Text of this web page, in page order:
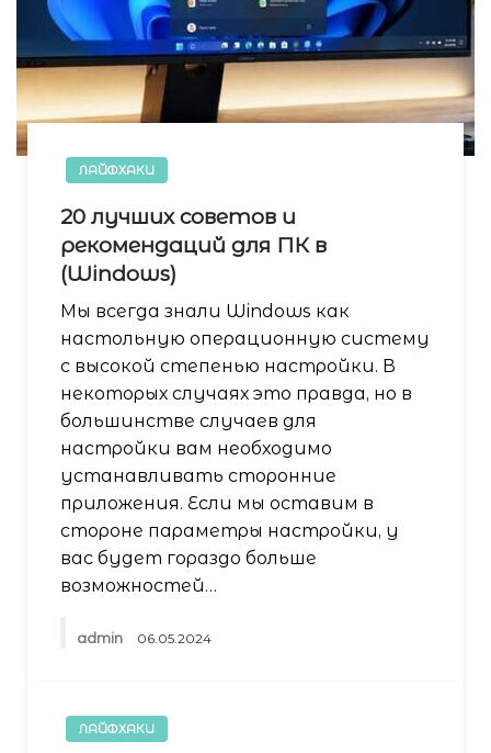
ЛАЙФХАКИ
20 лучших советов и
рекомендаций для ПК в
(Windows)
Мы всегда знали Windows как
настольную операционную систему
с высокой степенью настройки. В
некоторых случаях это правда, но в
большинстве случаев для
настройки вам необходимо
устанавливать сторонние
приложения. Если мы оставим в
стороне параметры настройки, у
вас будет гораздо больше
возможностей…
admin 06.05.2024
ЛАЙФХАКИ